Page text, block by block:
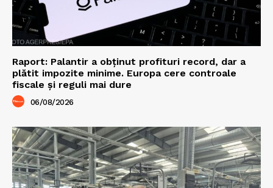
Raport: Palantir a obținut profituri record, dar a
plătit impozite minime. Europa cere controale
fiscale și reguli mai dure
06/08/2026